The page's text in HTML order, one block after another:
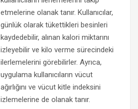
etmelerine olanak tanır. Kullanıcılar,
günlük olarak tükettikleri besinleri
kaydedebilir, alınan kalori miktarını
izleyebilir ve kilo verme sürecindeki
ilerlemelerini görebilirler. Ayrıca,
uygulama kullanıcıların vücut
ağırlığını ve vücut kitle indeksini
izlemelerine de olanak tanır.